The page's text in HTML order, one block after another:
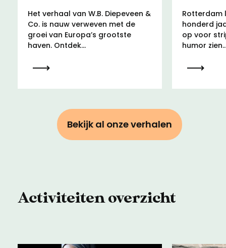
Het verhaal van W.B. Diepeveen &
Co. is nauw verweven met de
groei van Europa’s grootste
haven. Ontdek...
Rotterdam
honderd
op voor
humor
Bekijk al onze verhalen
Activiteiten overzicht